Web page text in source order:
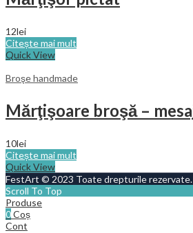
12lei
Citește mai mult
Quick View
Broşe handmade
10lei
Citește mai mult
Quick View
FestArt © 2023 Toate drepturile rezervate.
Scroll To Top
Produse
0Coș
Cont